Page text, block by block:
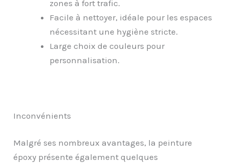
zones à fort trafic.
Facile à nettoyer, idéale pour les espaces
nécessitant une hygiène stricte.
Large choix de couleurs pour
personnalisation.
Inconvénients
Malgré ses nombreux avantages, la peinture
époxy présente également quelques